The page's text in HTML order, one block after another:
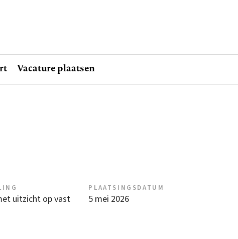
Vacature plaatsen
uitzicht op vast
PLAATSINGSDATUM
5 mei 2026